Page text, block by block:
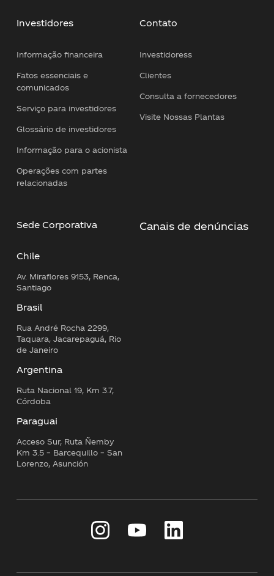
Investidores
Informação financeira
Fatos essenciais e
comunicados
Serviço para investidores
Glossário de investidores
Informação para o acionista
Operações com partes
relacionadas
Contato
Investidoress
Clientes
Consulta a fornecedores
Visite Nossas Plantas
Sede Corporativa
Chile
Av. Miraflores 9153, Renca,
Santiago
Brasil
Rua André Rocha 2299,
Taquara, Jacarepaguá, Rio
de Janeiro
Argentina
Ruta Nacional 19, Km 3.7,
Córdoba
Paraguai
Acceso Sur, Ruta Ñemby
Km 3.5 – Barcequillo – San
Lorenzo, Asunción
Canais de denúncias